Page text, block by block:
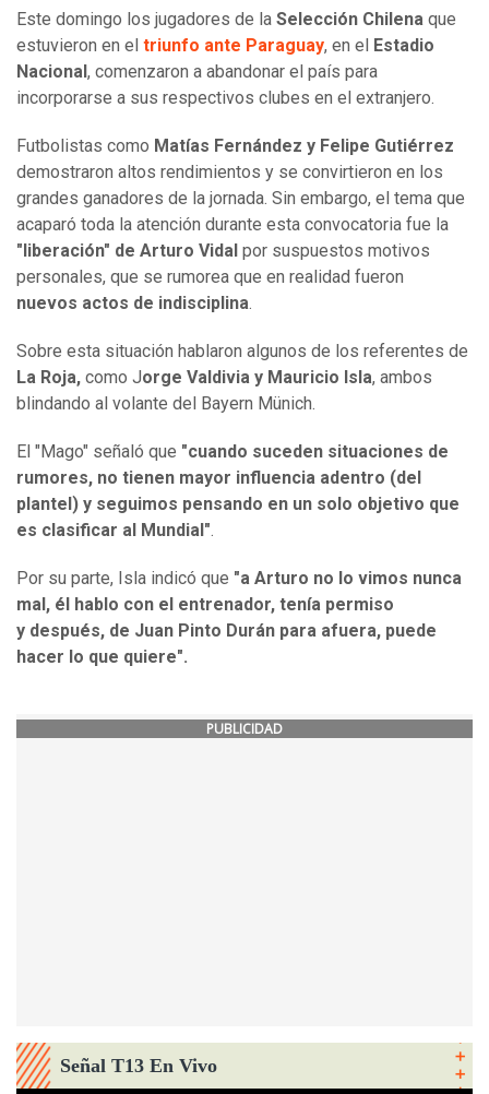
Este domingo los jugadores de la Selección Chilena que
estuvieron en el triunfo ante Paraguay, en el
Estadio
Nacional , comenzaron a abandonar el país para
incorporarse a sus respectivos clubes en el extranjero.
Futbolistas como Matías Fernández y Felipe Gutiérrez
demostraron altos rendimientos y se convirtieron en los
grandes ganadores de la jornada. Sin embargo, el tema que
acaparó toda la atención durante esta convocatoria fue la
"liberación" de Arturo Vidal por suspuestos motivos
personales, que se rumorea que en realidad fueron
nuevos actos de indisciplina.
Sobre esta situación hablaron algunos de los referentes de
La Roja, como Jorge Valdivia y Mauricio Isla, ambos
blindando al volante del Bayern Münich.
El "Mago" señaló que "cuando suceden situaciones de
rumores, no tienen mayor influencia adentro (del
plantel) y seguimos pensando en un solo objetivo que
es clasificar al Mundial".
Por su parte, Isla indicó que "a Arturo no lo vimos nunca
mal, él hablo con el entrenador, tenía permiso
y después, de Juan Pinto Durán para afuera, puede
hacer lo que quiere".
PUBLICIDAD
Señal T13 En Vivo